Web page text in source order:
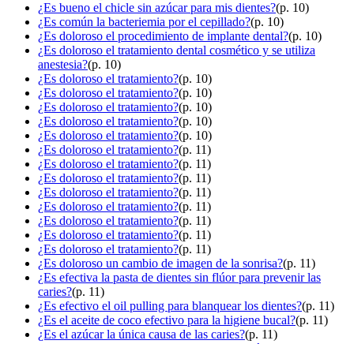
¿Es bueno el chicle sin azúcar para mis dientes?(p. 10)
¿Es común la bacteriemia por el cepillado?(p. 10)
¿Es doloroso el procedimiento de implante dental?(p. 10)
¿Es doloroso el tratamiento dental cosmético y se utiliza
anestesia?(p. 10)
¿Es doloroso el tratamiento?(p. 10)
¿Es doloroso el tratamiento?(p. 10)
¿Es doloroso el tratamiento?(p. 10)
¿Es doloroso el tratamiento?(p. 10)
¿Es doloroso el tratamiento?(p. 10)
¿Es doloroso el tratamiento?(p. 11)
¿Es doloroso el tratamiento?(p. 11)
¿Es doloroso el tratamiento?(p. 11)
¿Es doloroso el tratamiento?(p. 11)
¿Es doloroso el tratamiento?(p. 11)
¿Es doloroso el tratamiento?(p. 11)
¿Es doloroso el tratamiento?(p. 11)
¿Es doloroso el tratamiento?(p. 11)
¿Es doloroso un cambio de imagen de la sonrisa?(p. 11)
¿Es efectiva la pasta de dientes sin flúor para prevenir las
caries?(p. 11)
¿Es efectivo el oil pulling para blanquear los dientes?(p. 11)
¿Es el aceite de coco efectivo para la higiene bucal?(p. 11)
¿Es el azúcar la única causa de las caries?(p. 11)